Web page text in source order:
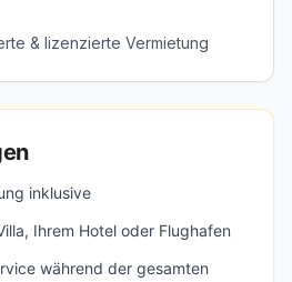
& lizenzierte Vermietung
inklusive
Ihrem Hotel oder Flughafen
während der gesamten